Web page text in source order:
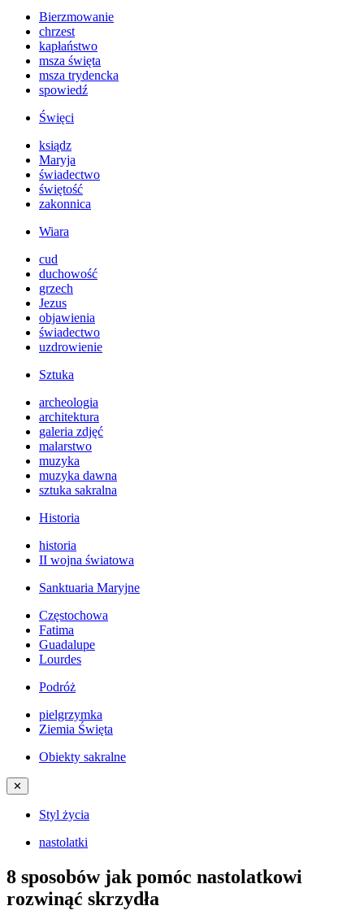
Bierzmowanie
chrzest
kapłaństwo
msza święta
msza trydencka
spowiedź
Święci
ksiądz
Maryja
świadectwo
świętość
zakonnica
Wiara
cud
duchowość
grzech
Jezus
objawienia
świadectwo
uzdrowienie
Sztuka
archeologia
architektura
galeria zdjęć
malarstwo
muzyka
muzyka dawna
sztuka sakralna
Historia
historia
II wojna światowa
Sanktuaria Maryjne
Częstochowa
Fatima
Guadalupe
Lourdes
Podróż
pielgrzymka
Ziemia Święta
Obiekty sakralne
✕
Styl życia
nastolatki
8 sposobów jak pomóc nastolatkowi
rozwinąć skrzydła